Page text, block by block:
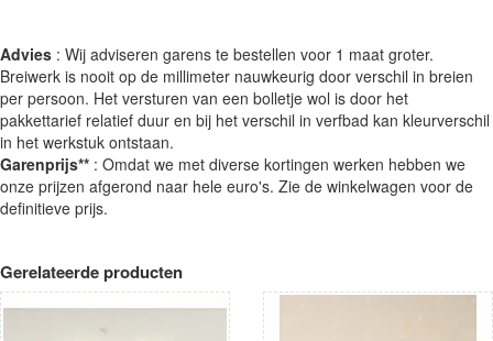
Advies : Wij adviseren garens te bestellen voor 1 maat groter.
Breiwerk is nooit op de millimeter nauwkeurig door verschil in breien
per persoon. Het versturen van een bolletje wol is door het
pakkettarief relatief duur en bij het verschil in verfbad kan kleurverschil
in het werkstuk ontstaan.
Garenprijs** : Omdat we met diverse kortingen werken hebben we
onze prijzen afgerond naar hele euro's. Zie de winkelwagen voor de
definitieve prijs.
Gerelateerde producten